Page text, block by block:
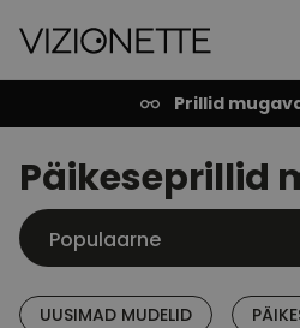
Prillid
Päikeseprillid
UUSIMAD MUDELID